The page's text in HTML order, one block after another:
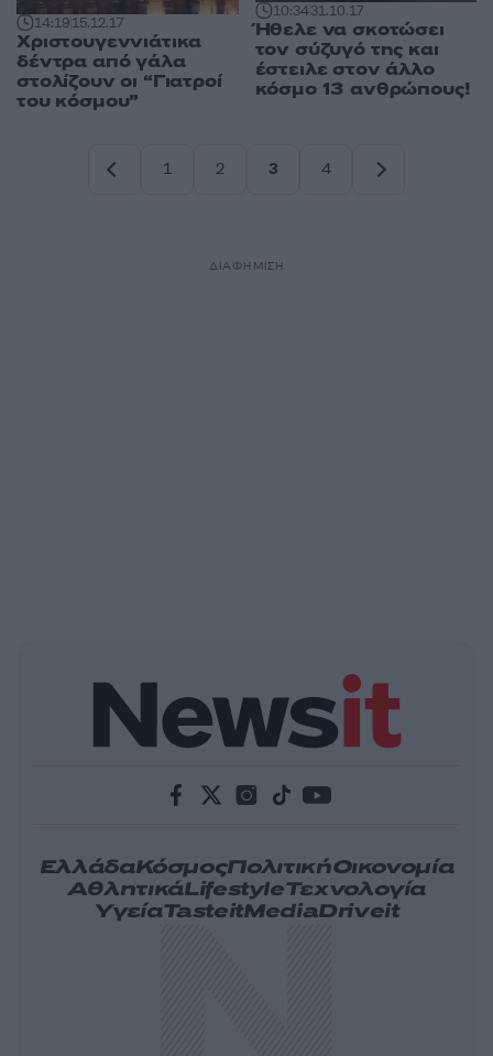
14:1915.12.17
Χριστουγεννιάτικα
δέντρα από γάλα
στολίζουν οι “Γιατροί
του κόσμου”
10:3431.10.17
Ήθελε να σκοτώσει
τον σύζυγό της και
έστειλε στον άλλο
κόσμο 13 ανθρώπους!
1
2
3
4
ΔΙΑΦΗΜΙΣΗ
ΕλλάδαΚόσμοςΠολιτικήΟικονομία
ΑθλητικάLifestyleΤεχνολογία
ΥγείαTasteitMediaDriveit